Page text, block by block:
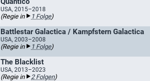
USA, 2015–2018
(Regie in 1 Folge)
Battlestar Galactica / Kampfstern Galactica
USA, 2003–2008
(Regie in 1 Folge)
The Blacklist
USA, 2013–2023
(Regie in 2 Folgen)